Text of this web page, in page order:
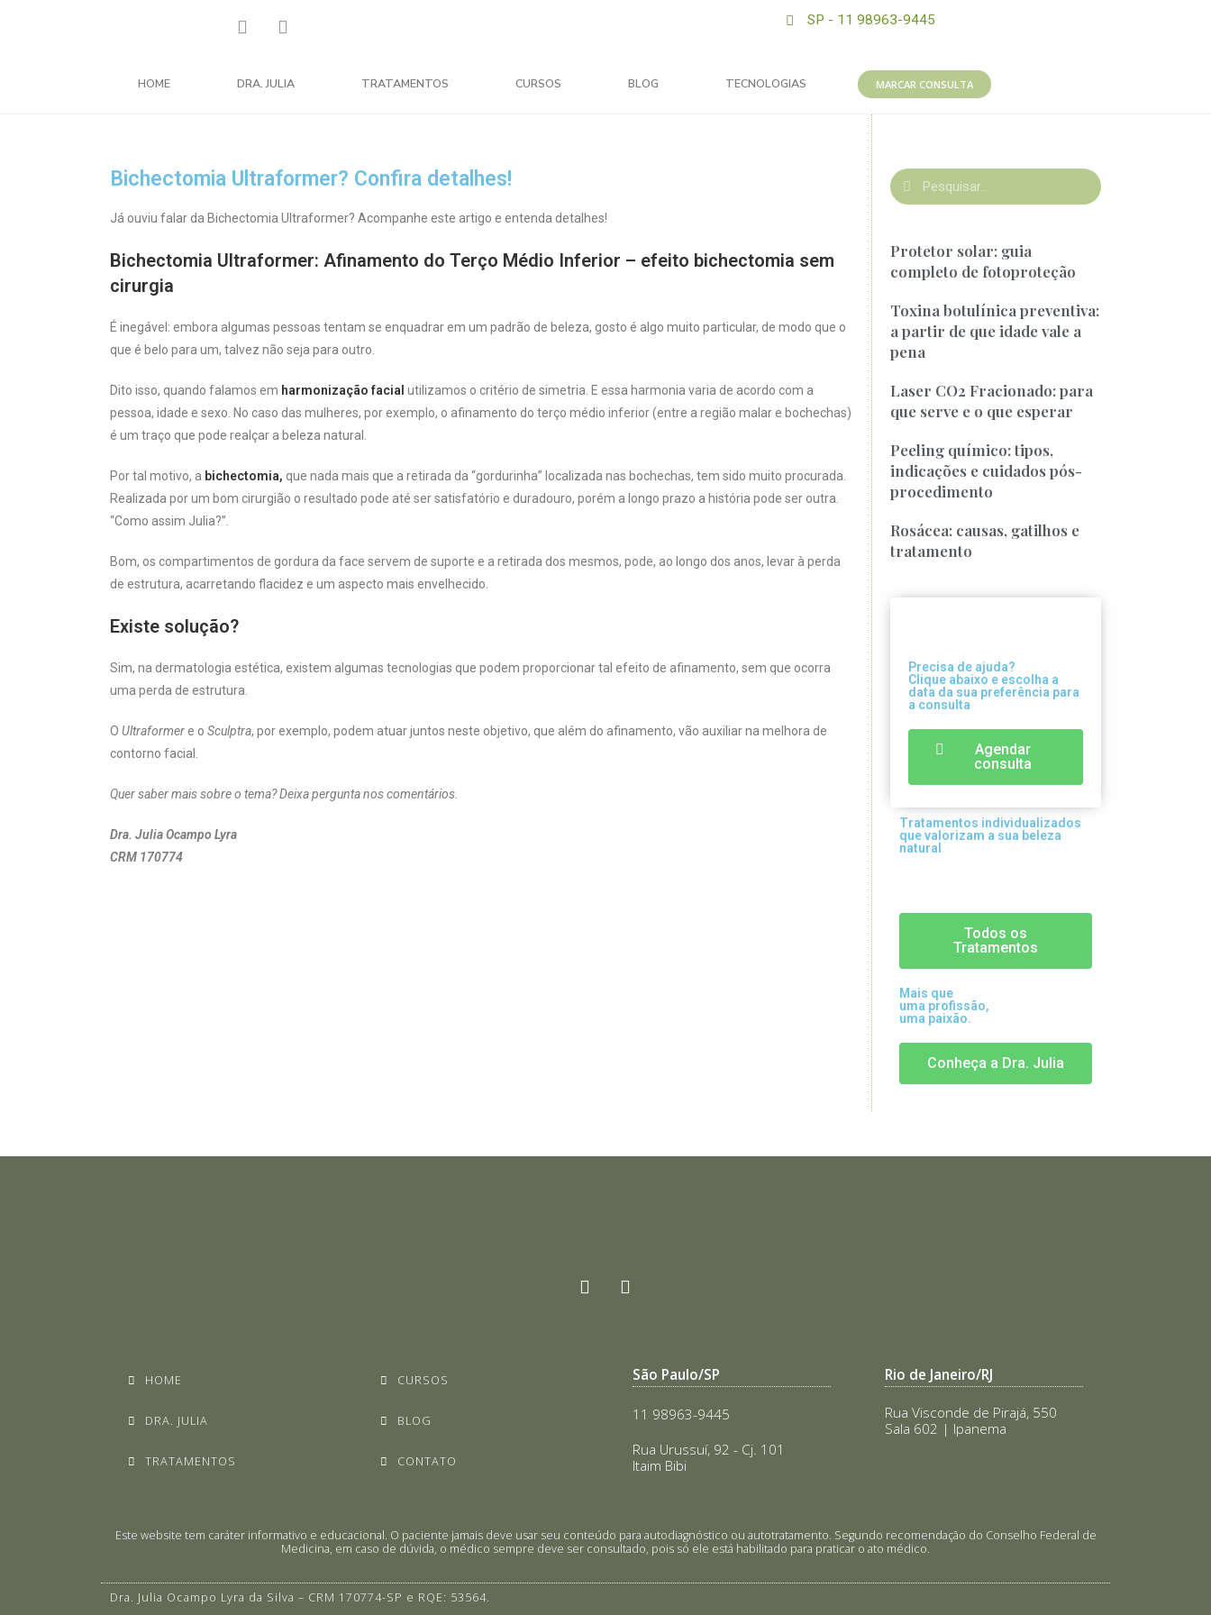
SP - 11 98963-9445
HOME DRA. JULIA TRATAMENTOS CURSOS BLOG TECNOLOGIAS MARCAR CONSULTA
Bichectomia Ultraformer? Confira detalhes!
Já ouviu falar da Bichectomia Ultraformer? Acompanhe este artigo e entenda detalhes!
Bichectomia Ultraformer: Afinamento do Terço Médio Inferior – efeito bichectomia sem
cirurgia
É inegável: embora algumas pessoas tentam se enquadrar em um padrão de beleza, gosto é algo muito particular, de modo que o
que é belo para um, talvez não seja para outro.
Dito isso, quando falamos em harmonização facial utilizamos o critério de simetria. E essa harmonia varia de acordo com a
pessoa, idade e sexo. No caso das mulheres, por exemplo, o afinamento do terço médio inferior (entre a região malar e bochechas)
é um traço que pode realçar a beleza natural.
Por tal motivo, a bichectomia, que nada mais que a retirada da “gordurinha” localizada nas bochechas, tem sido muito procurada.
Realizada por um bom cirurgião o resultado pode até ser satisfatório e duradouro, porém a longo prazo a história pode ser outra.
“Como assim Julia?”.
Bom, os compartimentos de gordura da face servem de suporte e a retirada dos mesmos, pode, ao longo dos anos, levar à perda
de estrutura, acarretando flacidez e um aspecto mais envelhecido.
Existe solução?
Sim, na dermatologia estética, existem algumas tecnologias que podem proporcionar tal efeito de afinamento, sem que ocorra
uma perda de estrutura.
O Ultraformere o Sculptra, por exemplo, podem atuar juntos neste objetivo, que além do afinamento, vão auxiliar na melhora de
contorno facial.
Quer saber mais sobre o tema? Deixa pergunta nos comentários.
Dra. Julia Ocampo Lyra
CRM 170774
Protetor solar: guia
completo de fotoproteção
Toxina botulínica preventiva:
a partir de que idade vale a
pena
Laser CO2 Fracionado: para
que serve e o que esperar
Peeling químico: tipos,
indicações e cuidados pós-
procedimento
Rosácea: causas, gatilhos e
tratamento
Precisa de ajuda?
Clique abaixo e escolha a
data da sua preferência para
a consulta
Agendar
consulta
Tratamentos individualizados
que valorizam a sua beleza
natural
Todos os
Tratamentos
Mais que
uma profissão,
uma paixão.
Conheça a Dra. Julia
HOME
DRA. JULIA
TRATAMENTOS
CURSOS
BLOG
CONTATO
São Paulo/SP
11 98963-9445
Rua Urussuí, 92 - Cj. 101
Itaim Bibi
Rio de Janeiro/RJ
Rua Visconde de Pirajá, 550
Sala 602 | Ipanema
Este website tem caráter informativo e educacional. O paciente jamais deve usar seu conteúdo para autodiagnóstico ou autotratamento. Segundo recomendação do Conselho Federal de
Medicina, em caso de dúvida, o médico sempre deve ser consultado, pois só ele está habilitado para praticar o ato médico.
Dra. Julia Ocampo Lyra da Silva – CRM 170774-SP e RQE: 53564.